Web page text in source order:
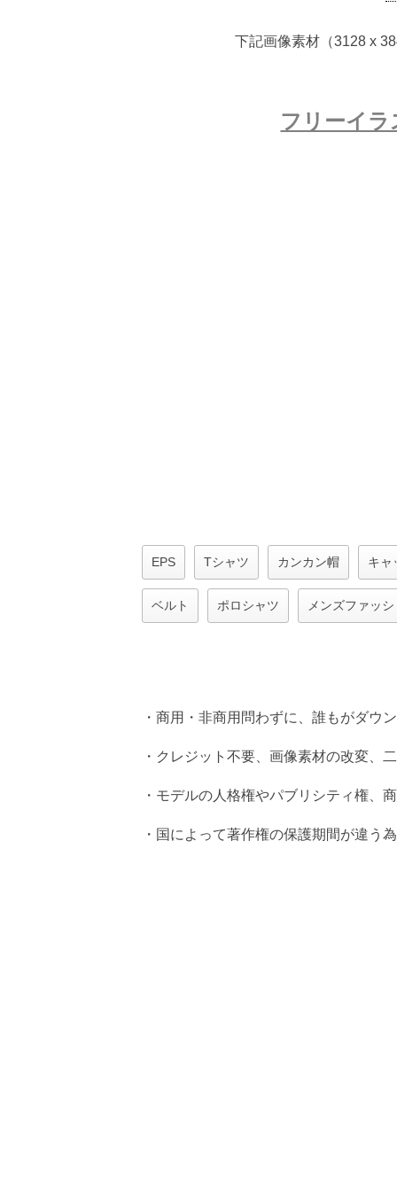
下記画像素材（3128 x
フリーイ
EPS Tシャツ カンカン帽 キャ
ベルト ポロシャツ メンズファッ
・商用・非商用問わずに、誰もがダウ
・クレジット不要、画像素材の改変、
・モデルの人格権やパブリシティ権、
・国によって著作権の保護期間が違う